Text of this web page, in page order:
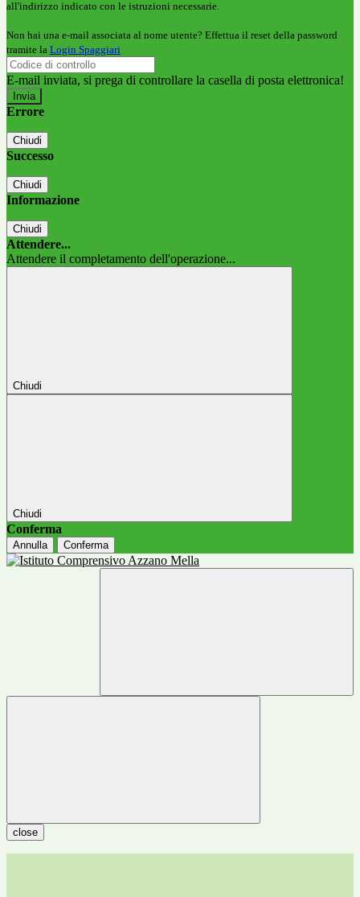
all'indirizzo indicato con le istruzioni necessarie.
Non hai una e-mail associata al nome utente? Effettua il reset della password
tramite la Login Spaggiari
E-mail inviata, si prega di controllare la casella di posta elettronica!
Errore
Chiudi
Successo
Chiudi
Informazione
Chiudi
Attendere...
Attendere il completamento dell'operazione...
Chiudi
Chiudi
Conferma
Annulla Conferma
close